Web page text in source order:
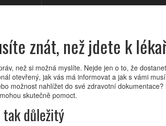
znát, než jdete k
než si možná myslíte. Nejde jen o to, že
otevřený, jak vás má informovat a jak s vámi
možnost nahlížet do své zdravotní dokumentace?
skutečně pomoct.
důležitý